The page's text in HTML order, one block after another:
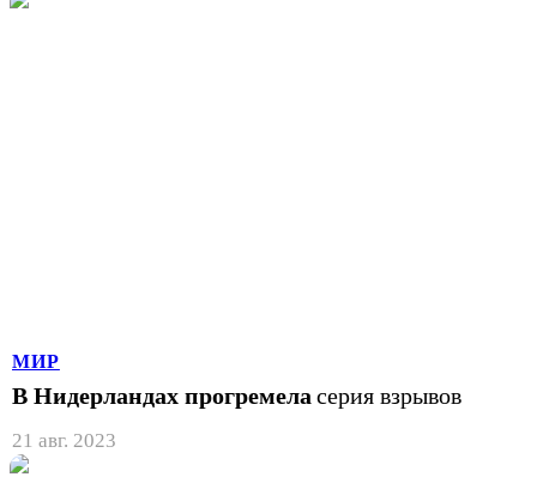
МИР
В Нидерландах прогремела серия взрывов
21 авг. 2023